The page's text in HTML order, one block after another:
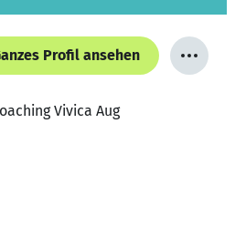
Profil ansehen
Vivica Aug